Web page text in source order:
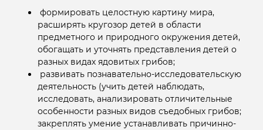
формировать целостную картину мира,
расширять кругозор детей в области
предметного и природного окружения детей,
обогащать и уточнять представления детей о
разных видах ядовитых грибов;
развивать познавательно-исследовательскую
деятельность (учить детей наблюдать,
исследовать, анализировать отличительные
особенности разных видов съедобных грибов;
закреплять умение устанавливать причинно-